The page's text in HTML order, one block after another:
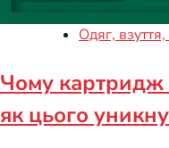
Одяг,
Чому картридж
як цього